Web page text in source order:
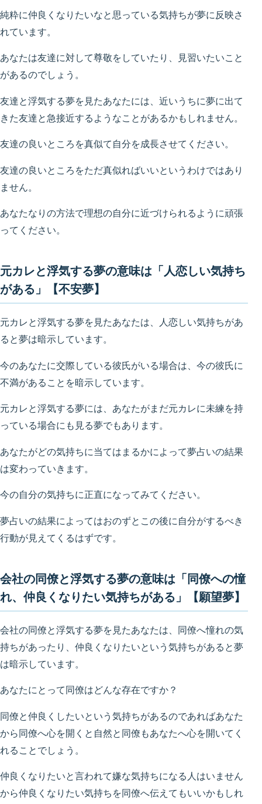
純粋に仲良くなりたいなと思っている気持ちが夢に反映さ
れています。
あなたは友達に対して尊敬をしていたり、見習いたいこと
があるのでしょう。
友達と浮気する夢を見たあなたには、近いうちに夢に出て
きた友達と急接近するようなことがあるかもしれません。
友達の良いところを真似て自分を成長させてください。
友達の良いところをただ真似ればいいというわけではあり
ません。
あなたなりの方法で理想の自分に近づけられるように頑張
ってください。
元カレと浮気する夢の意味は「人恋しい気持ち
がある」【不安夢】
元カレと浮気する夢を見たあなたは、人恋しい気持ちがあ
ると夢は暗示しています。
今のあなたに交際している彼氏がいる場合は、今の彼氏に
不満があることを暗示しています。
元カレと浮気する夢には、あなたがまだ元カレに未練を持
っている場合にも見る夢でもあります。
あなたがどの気持ちに当てはまるかによって夢占いの結果
は変わっていきます。
今の自分の気持ちに正直になってみてください。
夢占いの結果によってはおのずとこの後に自分がするべき
行動が見えてくるはずです。
会社の同僚と浮気する夢の意味は「同僚への憧
れ、仲良くなりたい気持ちがある」【願望夢】
会社の同僚と浮気する夢を見たあなたは、同僚へ憧れの気
持ちがあったり、仲良くなりたいという気持ちがあると夢
は暗示しています。
あなたにとって同僚はどんな存在ですか？
同僚と仲良くしたいという気持ちがあるのであればあなた
から同僚へ心を開くと自然と同僚もあなたへ心を開いてく
れることでしょう。
仲良くなりたいと言われて嫌な気持ちになる人はいません
から仲良くなりたい気持ちを同僚へ伝えてもいいかもしれ